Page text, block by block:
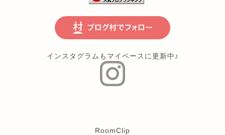
インスタグラムもマイペースに更新中♪
RoomClip